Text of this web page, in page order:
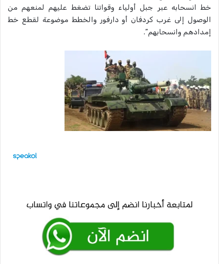
خط انسحابه عبر جبل أولياء وقواتنا تضغط عليهم لمنعهم من
الوصول إلى غرب كردفان أو دارفور والخطط موضوعة لقطع خط
إمدادهم وانسحابهم”.